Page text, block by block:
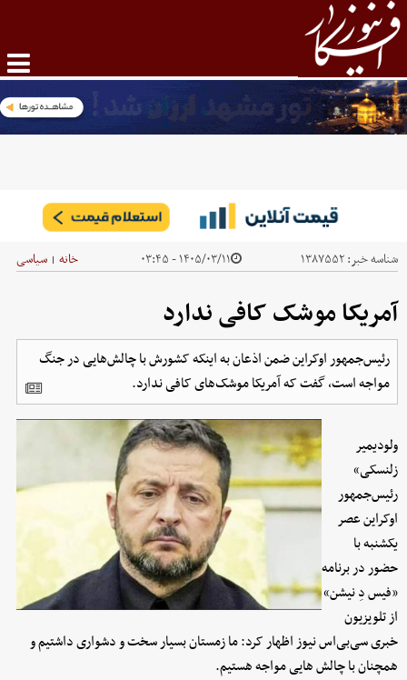
شناسه خبر:۱۳۸۷۵۵۲ ۱۴۰۵/۰۳/۱۱ - ۰۳:۴۵ خانه | سیاسی
آمریکا موشک کافی ندارد
رئیس‌جمهور اوکراین ضمن اذعان به اینکه کشورش با چالش‌هایی در جنگ
مواجه است، گفت که آمریکا موشک‌های کافی ندارد.
ولودیمیر
زلنسکی»
رئیس‌جمهور
اوکراین عصر
یکشنبه با
حضور در برنامه
«فیس دِ نیشن»
از تلویزیون
خبری سی‌بی‌اس نیوز اظهار کرد: ما زمستان بسیار سخت و دشواری داشتیم و
همچنان با چالش هایی مواجه هستیم.